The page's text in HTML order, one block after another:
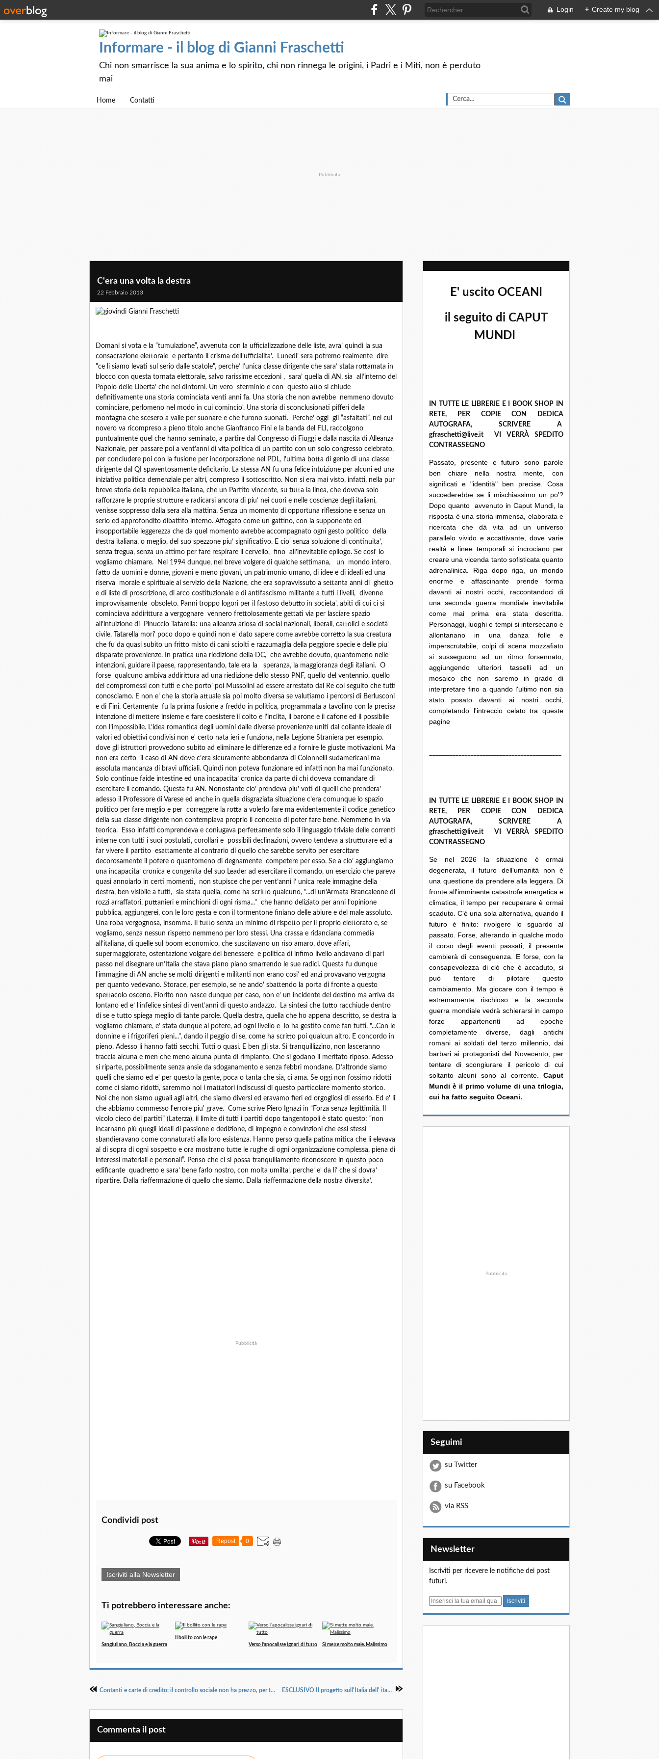
Login + Create my blog
Informare - il blog di Gianni Fraschetti
Chi non smarrisce la sua anima e lo spirito, chi non rinnega le origini, i Padri e i Miti, non è perduto
mai
Home Contatti
Pubblicità
C'era una volta la destra
22 Febbraio 2013
di Gianni Fraschetti
Domani si vota e la “tumulazione”, avvenuta con la ufficializzazione delle liste, avra’ quindi la sua
consacrazione elettorale e pertanto il crisma dell’ufficialita’. Lunedi’ sera potremo realmente dire
"ce li siamo levati sul serio dalle scatole", perche’ l’unica classe dirigente che sara’ stata rottamata in
blocco con questa tornata elettorale, salvo rarissime eccezioni , sara’ quella di AN, sia all’interno del
Popolo delle Liberta’ che nei dintorni. Un vero sterminio e con questo atto si chiude
definitivamente una storia cominciata venti anni fa. Una storia che non avrebbe nemmeno dovuto
cominciare, perlomeno nel modo in cui comincio'. Una storia di sconclusionati pifferi della
montagna che scesero a valle per suonare e che furono suonati. Perche’ oggi gli “asfaltati”, nel cui
novero va ricompreso a pieno titolo anche Gianfranco Fini e la banda del FLI, raccolgono
puntualmente quel che hanno seminato, a partire dal Congresso di Fiuggi e dalla nascita di Alleanza
Nazionale, per passare poi a vent'anni di vita politica di un partito con un solo congresso celebrato,
per concludere poi con la fusione per incorporazione nel PDL, l'ultima botta di genio di una classe
dirigente dal QI spaventosamente deficitario. La stessa AN fu una felice intuizione per alcuni ed una
iniziativa politica demenziale per altri, compreso il sottoscritto. Non si era mai visto, infatti, nella pur
breve storia della repubblica italiana, che un Partito vincente, su tutta la linea, che doveva solo
rafforzare le proprie strutture e radicarsi ancora di piu’ nei cuori e nelle coscienze degli italiani,
venisse soppresso dalla sera alla mattina. Senza un momento di opportuna riflessione e senza un
serio ed approfondito dibattito interno. Affogato come un gattino, con la supponente ed
insopportabile leggerezza che da quel momento avrebbe accompagnato ogni gesto politico della
destra italiana, o meglio, del suo spezzone piu’ significativo. E cio' senza soluzione di continuita',
senza tregua, senza un attimo per fare respirare il cervello, fino all'inevitabile epilogo. Se cosi' lo
vogliamo chiamare. Nel 1994 dunque, nel breve volgere di qualche settimana, un mondo intero,
fatto da uomini e donne, giovani e meno giovani, un patrimonio umano, di idee e di ideali ed una
riserva morale e spirituale al servizio della Nazione, che era sopravvissuto a settanta anni di ghetto
e di liste di proscrizione, di arco costituzionale e di antifascismo militante a tutti i livelli, divenne
improvvisamente obsoleto. Panni troppo logori per il fastoso debutto in societa', abiti di cui ci si
cominciava addirittura a vergognare vennero frettolosamente gettati via per lasciare spazio
all’intuizione di Pinuccio Tatarella: una alleanza ariosa di social nazionali, liberali, cattolici e società
civile. Tatarella mori' poco dopo e quindi non e' dato sapere come avrebbe corretto la sua creatura
che fu da quasi subito un fritto misto di cani sciolti e razzumaglia della peggiore specie e delle piu'
disparate provenienze. In pratica una riedizione della DC, che avrebbe dovuto, quantomeno nelle
intenzioni, guidare il paese, rappresentando, tale era la speranza, la maggioranza degli italiani. O
forse qualcuno ambiva addirittura ad una riedizione dello stesso PNF, quello del ventennio, quello
dei compromessi con tutti e che porto’ poi Mussolini ad essere arrestato dal Re col seguito che tutti
conosciamo. E non e’ che la storia attuale sia poi molto diversa se valutiamo i percorsi di Berlusconi
e di Fini. Certamente fu la prima fusione a freddo in politica, programmata a tavolino con la precisa
intenzione di mettere insieme e fare coesistere il colto e l'inclita, il barone e il cafone ed il possibile
con l’impossibile. L’idea romantica degli uomini dalle diverse provenienze uniti dal collante ideale di
valori ed obiettivi condivisi non e' certo nata ieri e funziona, nella Legione Straniera per esempio.
dove gli istruttori provvedono subito ad eliminare le differenze ed a fornire le giuste motivazioni. Ma
non era certo il caso di AN dove c’era sicuramente abbondanza di Colonnelli sudamericani ma
assoluta mancanza di bravi ufficiali. Quindi non poteva funzionare ed infatti non ha mai funzionato.
Solo continue faide intestine ed una incapacita’ cronica da parte di chi doveva comandare di
esercitare il comando. Questa fu AN. Nonostante cio’ prendeva piu’ voti di quelli che prendera’
adesso il Professore di Varese ed anche in quella disgraziata situazione c’era comunque lo spazio
politico per fare meglio e per correggere la rotta a volerlo fare ma evidentemente il codice genetico
della sua classe dirigente non contemplava proprio il concetto di poter fare bene. Nemmeno in via
teorica. Esso infatti comprendeva e coniugava perfettamente solo il linguaggio triviale delle correnti
interne con tutti i suoi postulati, corollari e possibili declinazioni, ovvero tendeva a strutturare ed a
far vivere il partito esattamente al contrario di quello che sarebbe servito per esercitare
decorosamente il potere o quantomeno di degnamente competere per esso. Se a cio’ aggiungiamo
una incapacita’ cronica e congenita del suo Leader ad esercitare il comando, un esercizio che pareva
quasi annoiarlo in certi momenti, non stupisce che per vent’anni l’ unica reale immagine della
destra, ben visibile a tutti, sia stata quella, come ha scritto qualcuno, "...di un’Armata Brancaleone di
rozzi arraffatori, puttanieri e minchioni di ogni risma..." che hanno deliziato per anni l’opinione
pubblica, aggiungerei, con le loro gesta e con il tormentone finiano delle abiure e del male assoluto.
Una roba vergognosa, insomma. Il tutto senza un minimo di rispetto per il proprio elettorato e, se
vogliamo, senza nessun rispetto nemmeno per loro stessi. Una crassa e ridanciana commedia
all’italiana, di quelle sul boom economico, che suscitavano un riso amaro, dove affari,
supermaggiorate, ostentazione volgare del benessere e politica di infimo livello andavano di pari
passo nel disegnare un’Italia che stava piano piano smarrendo le sue radici. Questa fu dunque
l’immagine di AN anche se molti dirigenti e militanti non erano cosi’ ed anzi provavano vergogna
per quanto vedevano. Storace, per esempio, se ne ando' sbattendo la porta di fronte a questo
spettacolo osceno. Fiorito non nasce dunque per caso, non e' un incidente del destino ma arriva da
lontano ed e’ l’infelice sintesi di vent’anni di questo andazzo. La sintesi che tutto racchiude dentro
di se e tutto spiega meglio di tante parole. Quella destra, quella che ho appena descritto, se destra la
vogliamo chiamare, e’ stata dunque al potere, ad ogni livello e lo ha gestito come fan tutti. "...Con le
donnine e i frigoriferi pieni...", dando il peggio di se, come ha scritto poi qualcun altro. E concordo in
pieno. Adesso li hanno fatti secchi. Tutti o quasi. E ben gli sta. Si tranquillizzino, non lasceranno
traccia alcuna e men che meno alcuna punta di rimpianto. Che si godano il meritato riposo. Adesso
si riparte, possibilmente senza ansie da sdoganamento e senza febbri mondane. D’altronde siamo
quelli che siamo ed e' per questo la gente, poca o tanta che sia, ci ama. Se oggi non fossimo ridotti
come ci siamo ridotti, saremmo noi i mattatori indiscussi di questo particolare momento storico.
Noi che non siamo uguali agli altri, che siamo diversi ed eravamo fieri ed orgogliosi di esserlo. Ed e' li'
che abbiamo commesso l'errore piu' grave. Come scrive Piero Ignazi in “Forza senza legittimità. Il
vicolo cieco dei partiti” (Laterza), il limite di tutti i partiti dopo tangentopoli è stato questo: “non
incarnano più quegli ideali di passione e dedizione, di impegno e convinzioni che essi stessi
sbandieravano come connaturati alla loro esistenza. Hanno perso quella patina mitica che li elevava
al di sopra di ogni sospetto e ora mostrano tutte le rughe di ogni organizzazione complessa, piena di
interessi materiali e personali”. Penso che ci si possa tranquillamente riconoscere in questo poco
edificante quadretto e sara’ bene farlo nostro, con molta umilta’, perche’ e’ da li’ che si dovra’
ripartire. Dalla riaffermazione di quello che siamo. Dalla riaffermazione della nostra diversita’.
Pubblicità
Condividi post
Repost 0
Iscriviti alla Newsletter
Ti potrebbero interessare anche:
Sangiuliano, Boccia e la guerra
Il bollito con le rape
Verso l’apocalisse ignari di tutto
Si mette molto male. Malissimo
Contanti e carte di credito: il controllo sociale non ha prezzo, per tutto il resto c'e' mastercard ESCLUSIVO Il progetto sull'Italia dell' italian desk della CIA
Commenta il post
E' uscito OCEANI
il seguito di CAPUT
MUNDI
IN TUTTE LE LIBRERIE E I BOOK SHOP IN
RETE, PER COPIE CON DEDICA
AUTOGRAFA, SCRIVERE A
gfraschetti@live.it VI VERRÀ SPEDITO
CONTRASSEGNO
Passato, presente e futuro sono parole
ben chiare nella nostra mente, con
significati e "identità" ben precise. Cosa
succederebbe se li mischiassimo un po'?
Dopo quanto avvenuto in Caput Mundi, la
risposta è una storia immensa, elaborata e
ricercata che dà vita ad un universo
parallelo vivido e accattivante, dove varie
realtà e linee temporali si incrociano per
creare una vicenda tanto sofisticata quanto
adrenalinica. Riga dopo riga, un mondo
enorme e affascinante prende forma
davanti ai nostri occhi, raccontandoci di
una seconda guerra mondiale inevitabile
come mai prima era stata descritta.
Personaggi, luoghi e tempi si intersecano e
allontanano in una danza folle e
imperscrutabile, colpi di scena mozzafiato
si susseguono ad un ritmo forsennato,
aggiungendo ulteriori tasselli ad un
mosaico che non saremo in grado di
interpretare fino a quando l'ultimo non sia
stato posato davanti ai nostri occhi,
completando l'intreccio celato tra queste
pagine
IN TUTTE LE LIBRERIE E I BOOK SHOP IN
RETE, PER COPIE CON DEDICA
AUTOGRAFA, SCRIVERE A
gfraschetti@live.it VI VERRÀ SPEDITO
CONTRASSEGNO
Se nel 2026 la situazione è ormai
degenerata, il futuro dell'umanità non è
una questione da prendere alla leggera. Di
fronte all'imminente catastrofe energetica e
climatica, il tempo per recuperare è ormai
scaduto. C'è una sola alternativa, quando il
futuro è finito: rivolgere lo sguardo al
passato. Forse, alterando in qualche modo
il corso degli eventi passati, il presente
cambierà di conseguenza. E forse, con la
consapevolezza di ciò che è accaduto, si
può tentare di pilotare questo
cambiamento. Ma giocare con il tempo è
estremamente rischioso e la seconda
guerra mondiale vedrà schierarsi in campo
forze appartenenti ad epoche
completamente diverse, dagli antichi
romani ai soldati del terzo millennio, dai
barbari ai protagonisti del Novecento, per
tentare di scongiurare il pericolo di cui
soltanto alcuni sono al corrente. Caput
Mundi è il primo volume di una trilogia,
cui ha fatto seguito Oceani.
Pubblicità
Seguimi
su Twitter
su Facebook
via RSS
Newsletter
Iscriviti per ricevere le notifiche dei post
futuri.